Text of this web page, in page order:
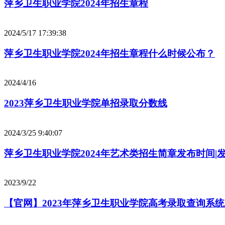
萍乡卫生职业学院2024年招生章程
2024/5/17 17:39:38
萍乡卫生职业学院2024年招生章程什么时候公布？
2024/4/16
2023萍乡卫生职业学院单招录取分数线
2024/3/25 9:40:07
萍乡卫生职业学院2024年艺术类招生简章发布时间|
2023/9/22
【官网】2023年萍乡卫生职业学院高考录取查询系